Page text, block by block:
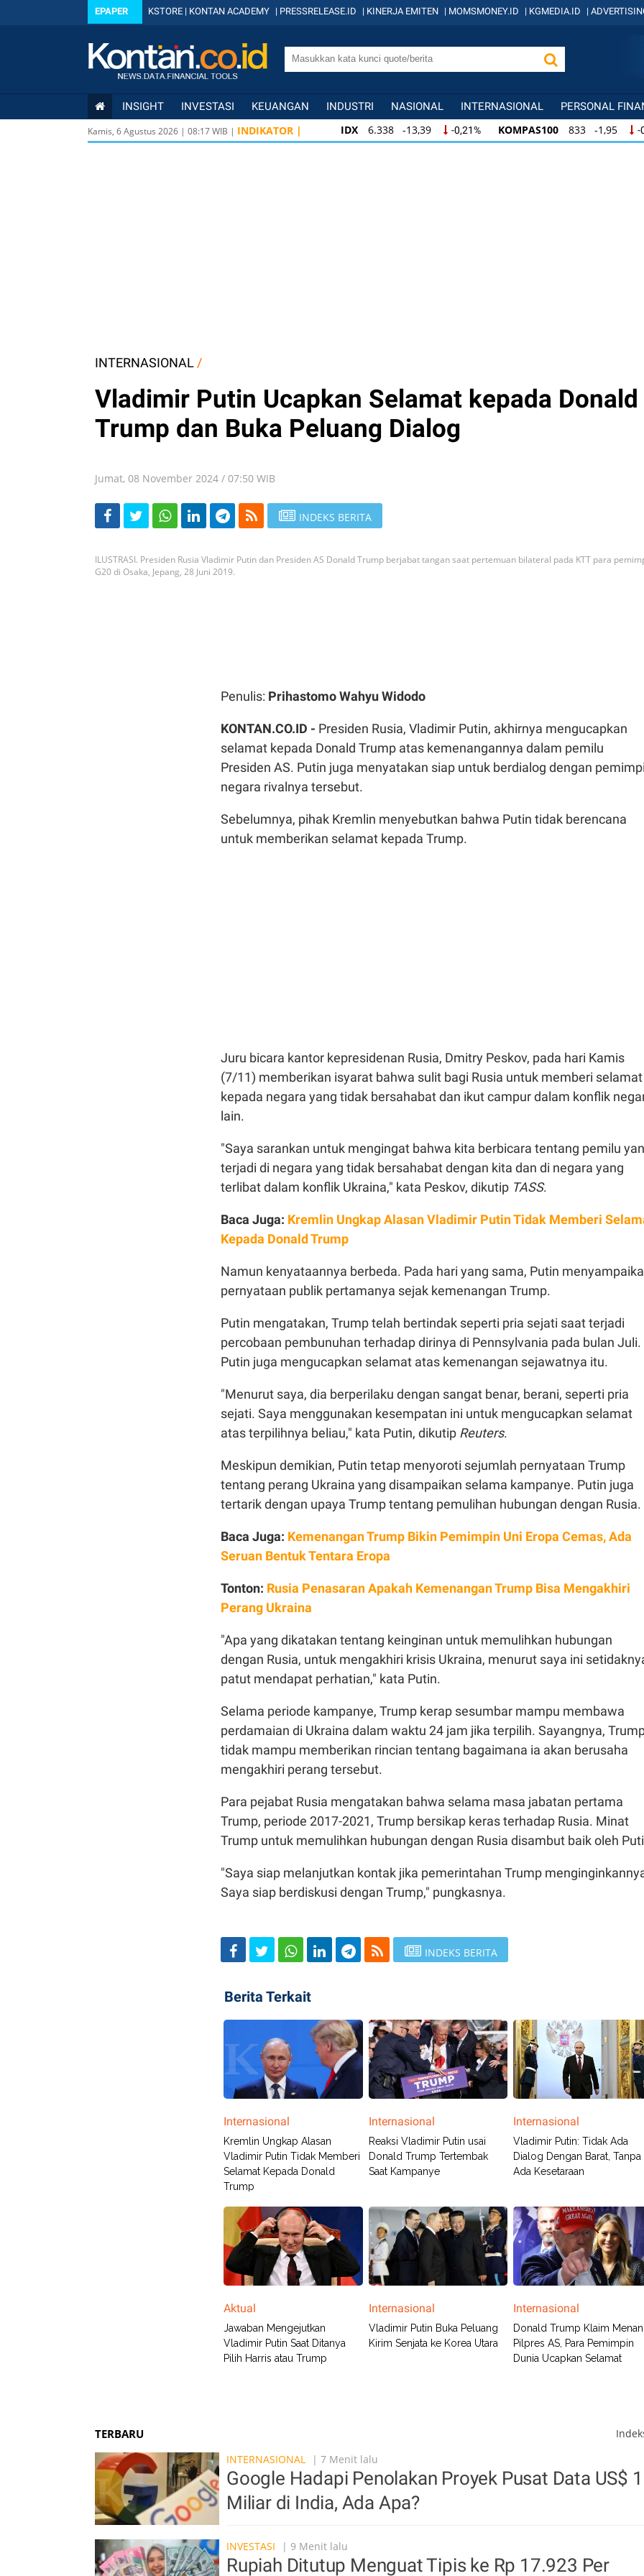
EPAPER KSTORE | KONTAN ACADEMY | PRESSRELEASE.ID | KINERJA EMITEN | MOMSMONEY.ID | KGMEDIA.ID |
INSIGHT INVESTASI KEUANGAN INDUSTRI NASIONAL INTERNASIONAL PERSONAL
Kamis, 6 Agustus 2026 | 08:17WIB | INDIKATOR | IDX 6.338 -13,39 -0,21% KOMPAS100 833 -1,95 -
IDX 6.338 -13,39 -0,21% KOMPAS100 833 -1,95 -
INTERNASIONAL /
Vladimir Putin Ucapkan Selamat kepada Donald
Trump dan Buka Peluang Dialog
Jumat, 08 November 2024 / 07:50 WIB
INDEKS BERITA
ILUSTRASI. Presiden Rusia Vladimir Putin dan Presiden AS Donald Trump berjabat tangan saat pertemuan bilateral pada KTT para
G20 di Osaka, Jepang, 28 Juni 2019.
Penulis: Prihastomo Wahyu Widodo
KONTAN.CO.ID - Presiden Rusia, Vladimir Putin, akhirnya mengucapkan
selamat kepada Donald Trump atas kemenangannya dalam pemilu
Presiden AS. Putin juga menyatakan siap untuk berdialog dengan
negara rivalnya tersebut.
Sebelumnya, pihak Kremlin menyebutkan bahwa Putin tidak berencana
untuk memberikan selamat kepada Trump.
Juru bicara kantor kepresidenan Rusia, Dmitry Peskov, pada hari Kamis
(7/11) memberikan isyarat bahwa sulit bagi Rusia untuk memberi selamat
kepada negara yang tidak bersahabat dan ikut campur dalam konflik
lain.
"Saya sarankan untuk mengingat bahwa kita berbicara tentang pemilu
terjadi di negara yang tidak bersahabat dengan kita dan di negara yang
terlibat dalam konflik Ukraina," kata Peskov, dikutip TASS.
Baca Juga: Kremlin Ungkap Alasan Vladimir Putin Tidak Memberi
Kepada Donald Trump
Namun kenyataannya berbeda. Pada hari yang sama, Putin
pernyataan publik pertamanya sejak kemenangan Trump.
Putin mengatakan, Trump telah bertindak seperti pria sejati saat terjadi
percobaan pembunuhan terhadap dirinya di Pennsylvania pada bulan Juli.
Putin juga mengucapkan selamat atas kemenangan sejawatnya itu.
"Menurut saya, dia berperilaku dengan sangat benar, berani, seperti pria
sejati. Saya menggunakan kesempatan ini untuk mengucapkan selamat
atas terpilihnya beliau," kata Putin, dikutip Reuters.
Meskipun demikian, Putin tetap menyoroti sejumlah pernyataan Trump
tentang perang Ukraina yang disampaikan selama kampanye. Putin juga
tertarik dengan upaya Trump tentang pemulihan hubungan dengan Rusia.
Baca Juga: Kemenangan Trump Bikin Pemimpin Uni Eropa Cemas, Ada
Seruan Bentuk Tentara Eropa
Tonton: Rusia Penasaran Apakah Kemenangan Trump Bisa Mengakhiri
Perang Ukraina
"Apa yang dikatakan tentang keinginan untuk memulihkan hubungan
dengan Rusia, untuk mengakhiri krisis Ukraina, menurut saya ini
patut mendapat perhatian," kata Putin.
Selama periode kampanye, Trump kerap sesumbar mampu membawa
perdamaian di Ukraina dalam waktu 24 jam jika terpilih. Sayangnya,
tidak mampu memberikan rincian tentang bagaimana ia akan berusaha
mengakhiri perang tersebut.
Para pejabat Rusia mengatakan bahwa selama masa jabatan pertama
Trump, periode 2017-2021, Trump bersikap keras terhadap Rusia. Minat
Trump untuk memulihkan hubungan dengan Rusia disambut baik oleh
"Saya siap melanjutkan kontak jika pemerintahan Trump
Saya siap berdiskusi dengan Trump," pungkasnya.
INDEKS BERITA
Berita Terkait
Internasional
Kremlin Ungkap Alasan
Vladimir Putin Tidak Memberi
Selamat Kepada Donald
Trump
Internasional
Reaksi Vladimir Putin usai
Donald Trump Tertembak
Saat Kampanye
Internasional
Vladimir Putin: Tidak Ada
Dialog Dengan Barat, Tanpa
Ada Kesetaraan
Aktual
Jawaban Mengejutkan
Vladimir Putin Saat Ditanya
Pilih Harris atau Trump
Internasional
Vladimir Putin Buka Peluang
Kirim Senjata ke Korea Utara
Internasional
Donald Trump Klaim
Pilpres AS, Para Pemimpin
Dunia Ucapkan Selamat
TERBARU
INTERNASIONAL
| 7 Menit lalu
Google Hadapi Penolakan Proyek Pusat Data US$
Miliar di India, Ada Apa?
INVESTASI | 9 Menit lalu
Rupiah Ditutup Menguat Tipis ke Rp 17.923 Per